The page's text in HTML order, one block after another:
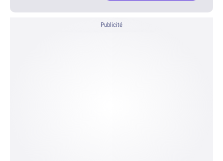
Publicité